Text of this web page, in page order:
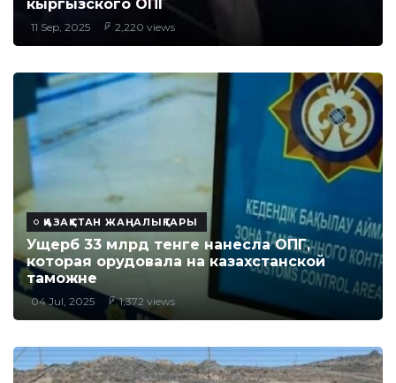
кыргызского ОПГ
11 Sep, 2025 2,220 views
ҚАЗАҚСТАН ЖАҢАЛЫҚТАРЫ
Ущерб 33 млрд тенге нанесла ОПГ,
которая орудовала на казахстанской
таможне
04 Jul, 2025 1,372 views